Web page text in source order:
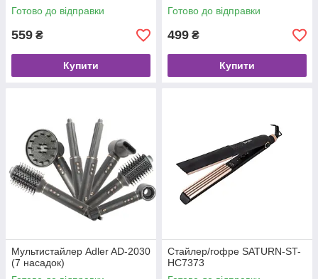
Готово до відправки
559 ₴
Купити
Готово до відправки
499 ₴
Купити
Мультистайлер Adler AD-2030
(7 насадок)
Стайлер/гофре SATURN-ST-
HC7373